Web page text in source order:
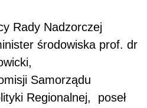
Rady Nadzorczej
środowiska prof. dr
Samorządu
Regionalnej, poseł